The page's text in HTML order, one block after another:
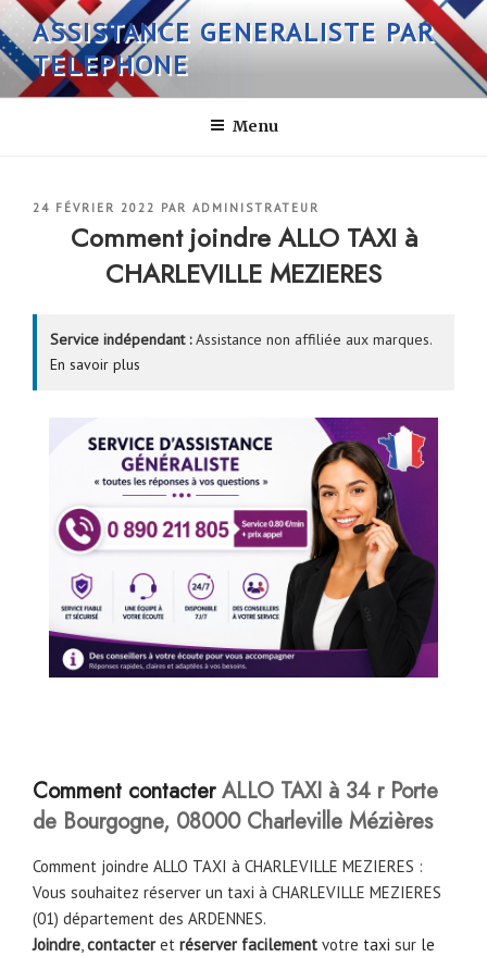
Aller
au
contenu
principal
ASSISTANCE GENERALISTE PAR
TELEPHONE
Menu
PUBLIÉ
24 FÉVRIER 2022 PAR ADMINISTRATEUR
Comment joindre ALLO TAXI à
CHARLEVILLE MEZIERES
Service indépendant :Assistance non affiliée aux marques.
En savoir plus
Comment contacterALLO TAXI à 34 r Porte
de Bourgogne, 08000 Charleville Mézières
Comment joindre ALLO TAXI à CHARLEVILLE MEZIERES :
Vous souhaitez réserver un taxi à CHARLEVILLE MEZIERES
(01) département des ARDENNES.
Joindre,contacteret réserver facilement votre taxi sur le